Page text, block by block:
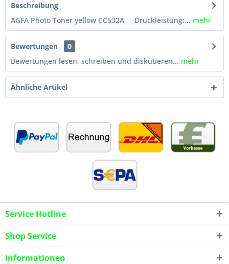
Beschreibung
AGFA Photo Toner yellow CC532A Druckleistung:... mehr
Bewertungen
0
Bewertungen lesen, schreiben und diskutieren... mehr
Ähnliche Artikel
Service Hotline
Shop Service
Informationen